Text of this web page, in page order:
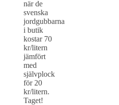
när de
svenska
jordgubbarna
i butik
kostar 70
kr/litern
jämfört
med
självplock
för 20
kr/litern.
Taget!